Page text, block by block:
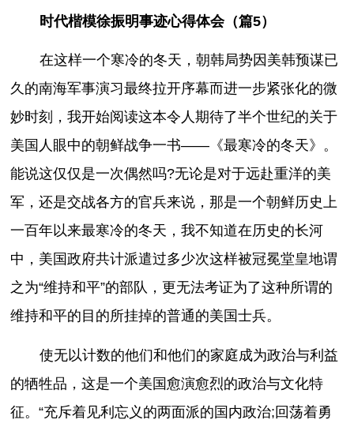
时代楷模徐振明事迹心得体会（篇5）
在这样一个寒冷的冬天，朝韩局势因美韩预谋已
久的南海军事演习最终拉开序幕而进一步紧张化的微
妙时刻，我开始阅读这本令人期待了半个世纪的关于
美国人眼中的朝鲜战争一书――《最寒冷的冬天》。
能说这仅仅是一次偶然吗?无论是对于远赴重洋的美
军，还是交战各方的官兵来说，那是一个朝鲜历史上
一百年以来最寒冷的冬天，我不知道在历史的长河
中，美国政府共计派遣过多少次这样被冠冕堂皇地谓
之为“维持和平”的部队，更无法考证为了这种所谓的
维持和平的目的所挂掉的普通的美国士兵。
使无以计数的他们和他们的家庭成为政治与利益
的牺牲品，这是一个美国愈演愈烈的政治与文化特
征。“充斥着见利忘义的两面派的国内政治;回荡着勇